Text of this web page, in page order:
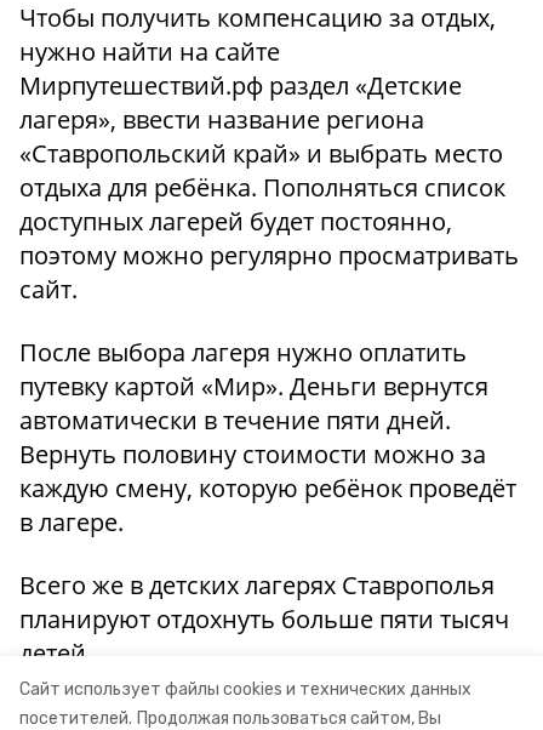
Сайт использует файлы cookies и технических данных
посетителей. Продолжая пользоваться сайтом, Вы
Чтобы получить компенсацию за отдых,
нужно найти на сайте
Мирпутешествий.рф раздел «Детские
лагеря», ввести название региона
«Ставропольский край» и выбрать место
отдыха для ребёнка. Пополняться список
доступных лагерей будет постоянно,
поэтому можно регулярно просматривать
сайт.
После выбора лагеря нужно оплатить
путевку картой «Мир». Деньги вернутся
автоматически в течение пяти дней.
Вернуть половину стоимости можно за
каждую смену, которую ребёнок проведёт
в лагере.
Всего же в детских лагерях Ставрополья
планируют отдохнуть больше пяти тысяч
детей.
Информация: минтуризма СК